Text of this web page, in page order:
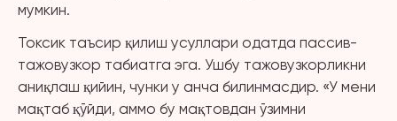
мумкин.
Токсик таъсир қилиш усуллари одатда пассив-
тажовузкор табиатга эга. Ушбу тажовузкорликни
аниқлаш қийин, чунки у анча билинмасдир. «У мени
мақтаб қўйди, аммо бу мақтовдан ўзимни